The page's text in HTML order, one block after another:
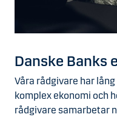
Danske Banks
Våra rådgivare har
komplex ekonomi och
rådgivare samarbetar